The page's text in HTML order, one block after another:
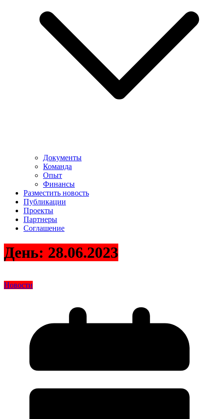
Документы
Команда
Опыт
Финансы
Разместить новость
Публикации
Проекты
Партнеры
Соглашение
День: 28.06.2023
Новости